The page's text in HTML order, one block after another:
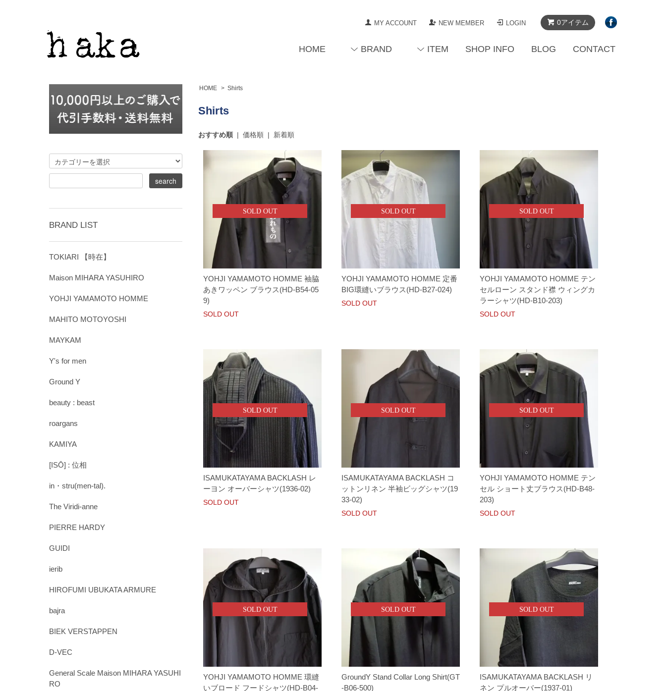
0アイテム
MY ACCOUNT NEW MEMBER LOGIN
HOME BRAND ITEM SHOP INFO BLOG CONTACT
HOME > Shirts
Shirts
おすすめ順| 価格順| 新着順
SOLD OUT
YOHJI YAMAMOTO HOMME 袖脇
あきワッペン ブラウス(HD-B54-05
9)
SOLD OUT
SOLD OUT
YOHJI YAMAMOTO HOMME 定番
BIG環縫いブラウス(HD-B27-024)
SOLD OUT
SOLD OUT
YOHJI YAMAMOTO HOMME テン
セルローン スタンド襟 ウィングカ
ラーシャツ(HD-B10-203)
SOLD OUT
SOLD OUT
ISAMUKATAYAMA BACKLASH レ
ーヨン オーバーシャツ(1936-02)
SOLD OUT
SOLD OUT
ISAMUKATAYAMA BACKLASH コ
ットンリネン 半袖ビッグシャツ(19
33-02)
SOLD OUT
SOLD OUT
YOHJI YAMAMOTO HOMME テン
セル ショート丈ブラウス(HD-B48-
203)
SOLD OUT
SOLD OUT
YOHJI YAMAMOTO HOMME 環縫
いブロード フードシャツ(HD-B04-
SOLD OUT
GroundY Stand Collar Long Shirt(GT
-B06-500)
SOLD OUT
ISAMUKATAYAMA BACKLASH リ
ネン プルオーバー(1937-01)
BRAND LIST
TOKIARI 【時在】
Maison MIHARA YASUHIRO
YOHJI YAMAMOTO HOMME
MAHITO MOTOYOSHI
MAYKAM
Y's for men
Ground Y
beauty : beast
roargans
KAMIYA
[ISŌ] : 位相
in・stru(men-tal).
The Viridi-anne
PIERRE HARDY
GUIDI
ierib
HIROFUMI UBUKATA ARMURE
bajra
BIEK VERSTAPPEN
D-VEC
General Scale Maison MIHARA YASUHI
RO